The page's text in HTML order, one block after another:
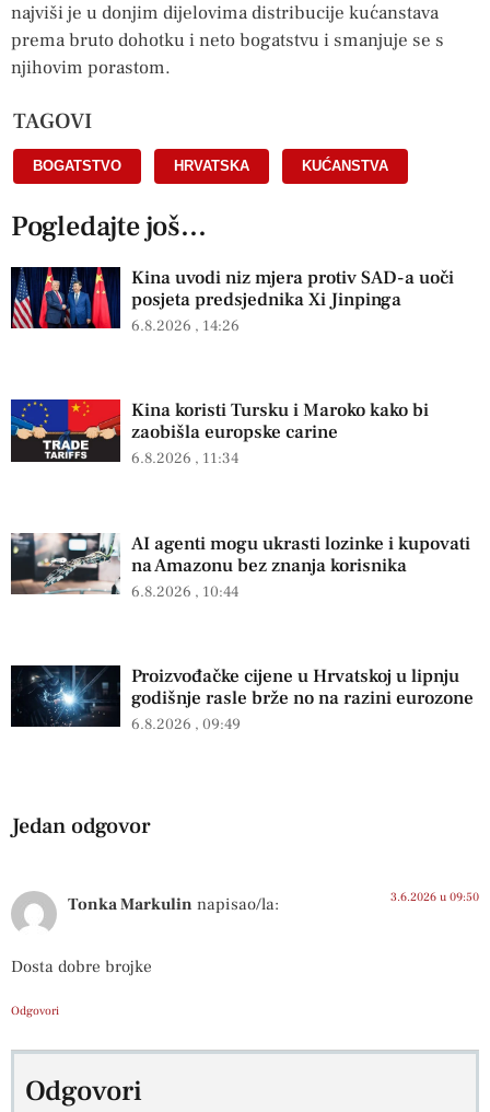
najviši je u donjim dijelovima distribucije kućanstava
prema bruto dohotku i neto bogatstvu i smanjuje se s
njihovim porastom.
TAGOVI
BOGATSTVO HRVATSKA KUĆANSTVA
Pogledajte još...
Kina uvodi niz mjera protiv SAD-a uoči
posjeta predsjednika Xi Jinpinga
6.8.2026 14:26
Kina koristi Tursku i Maroko kako bi
zaobišla europske carine
6.8.2026 11:34
AI agenti mogu ukrasti lozinke i kupovati
na Amazonu bez znanja korisnika
6.8.2026 10:44
Proizvođačke cijene u Hrvatskoj u lipnju
godišnje rasle brže no na razini eurozone
6.8.2026 09:49
Jedan odgovor
Tonka Markulin napisao/la: 3.6.2026 u 09:50
Dosta dobre brojke
Odgovori
Odgovori